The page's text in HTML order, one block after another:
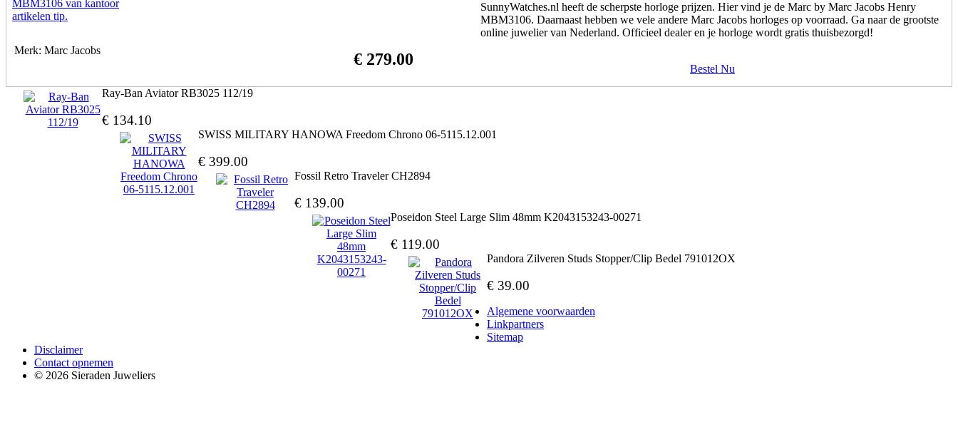
SunnyWatches.nl heeft de scherpste horloge prijzen. Hier vind je de Marc by Marc Jacobs Henry
MBM3106. Daarnaast hebben we vele andere Marc Jacobs horloges op voorraad. Ga naar de grootste
online juwelier van Nederland. Officieel dealer en je horloge wordt gratis thuisbezorgd!
Merk: Marc Jacobs
€ 279.00
Bestel Nu
Ray-Ban Aviator RB3025 112/19
€ 134.10
SWISS MILITARY HANOWA Freedom Chrono 06-5115.12.001
€ 399.00
Fossil Retro Traveler CH2894
€ 139.00
Poseidon Steel Large Slim 48mm K2043153243-00271
€ 119.00
Pandora Zilveren Studs Stopper/Clip Bedel 791012OX
€ 39.00
Algemene voorwaarden
Linkpartners
Sitemap
Disclaimer
Contact opnemen
© 2026 Sieraden Juweliers